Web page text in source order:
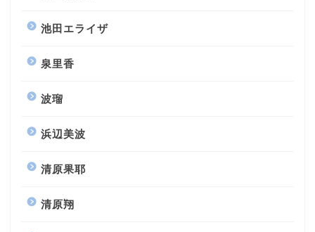
池田エライザ
泉里香
波瑠
浜辺美波
清原果耶
清原翔